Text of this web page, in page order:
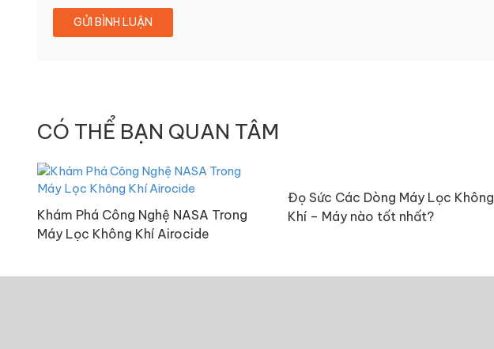
CÓ THỂ BẠN QUAN TÂM
Khám Phá Công Nghệ NASA Trong
Máy Lọc Không Khí Airocide
Đọ Sức Các Dòng Máy Lọc Không
Khí – Máy nào tốt nhất?